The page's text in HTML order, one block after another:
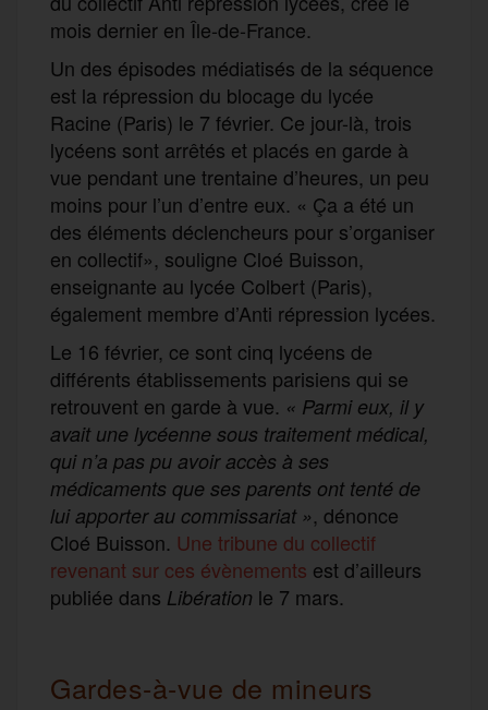
mois dernier en Île-de-France.
Un des épisodes médiatisés de la séquence
est la répression du blocage du lycée
Racine (Paris) le 7 février. Ce jour-là, trois
lycéens sont arrêtés et placés en garde à
vue pendant une trentaine d’heures, un peu
moins pour l’un d’entre eux. « Ça a été un
des éléments déclencheurs pour s’organiser
en collectif», souligne Cloé Buisson,
enseignante au lycée Colbert (Paris),
également membre d’Anti répression lycées.
Le 16 février, ce sont cinq lycéens de
différents établissements parisiens qui se
retrouvent en garde à vue. « Parmi eux, il y
avait une lycéenne sous traitement médical,
qui n’a pas pu avoir accès à ses
médicaments que ses parents ont tenté de
lui apporter au commissariat », dénonce
Cloé Buisson. Une tribune du collectif
revenant sur ces évènements est d’ailleurs
publiée dans Libération le 7 mars.
Gardes-à-vue de mineurs